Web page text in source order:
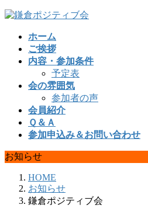
コ
ナ
ホーム
ご挨拶
内容・参加条件
予定表
会の雰囲気
参加者の声
会員紹介
Ｑ＆Ａ
参加申込み＆お問い合わせ
お知らせ
HOME
お知らせ
鎌倉ポジティブ会